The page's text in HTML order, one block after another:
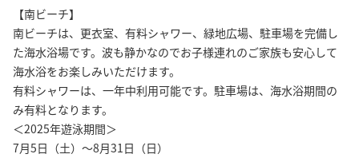
【南ビーチ】
南ビーチは、更衣室、有料シャワー、緑地広場、駐車場を完備し
た海水浴場です。波も静かなのでお子様連れのご家族も安心して
海水浴をお楽しみいただけます。
有料シャワーは、一年中利用可能です。駐車場は、海水浴期間の
み有料となります。
＜2025年遊泳期間＞
7月5日（土）～8月31日（日）